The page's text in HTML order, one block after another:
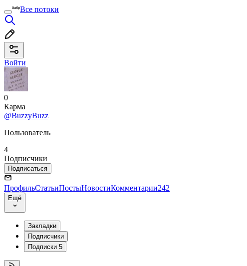
Все потоки
Войти
0
Карма
@BuzzyBuzz
Пользователь
4
Подписчики
Подписаться
ПрофильСтатьиПостыНовостиКомментарии242
Ещё
Закладки
Подписчики
Подписки 5